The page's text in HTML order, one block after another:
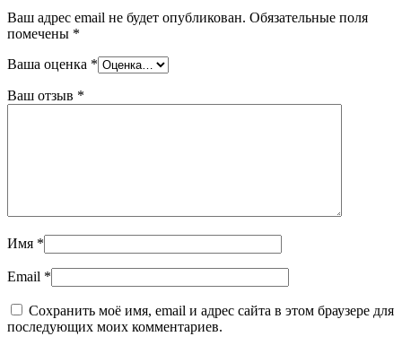
Ваш адрес email не будет опубликован. Обязательные поля
помечены *
Ваша оценка *
Ваш отзыв *
Имя *
Email *
Сохранить моё имя, email и адрес сайта в этом браузере для
последующих моих комментариев.